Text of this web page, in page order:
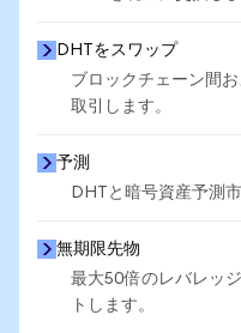
DHTをスワップ
ブロックチェーン間
取引します。
予測
DHTと暗号資産予測
無期限先物
最大50倍のレバレッ
トします。